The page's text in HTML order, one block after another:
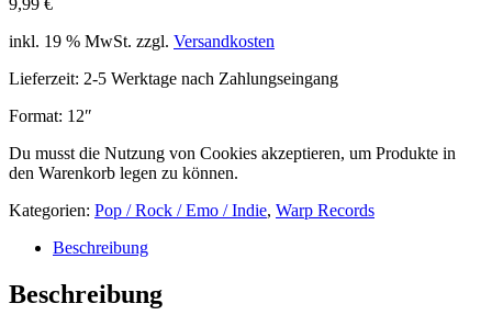
inkl. 19 % MwSt. zzgl. Versandkosten
Lieferzeit: 2-5 Werktage nach Zahlungseingang
Format: 12″
Du musst die Nutzung von Cookies akzeptieren, um Produkte in
den Warenkorb legen zu können.
Kategorien: Pop / Rock / Emo / Indie, Warp Records
Beschreibung
Beschreibung